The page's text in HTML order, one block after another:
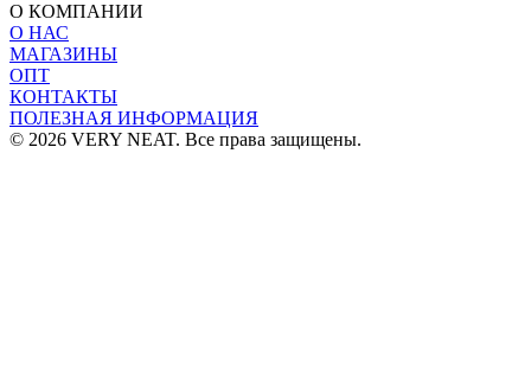
О КОМПАНИИ
О НАС
МАГАЗИНЫ
ОПТ
КОНТАКТЫ
ПОЛЕЗНАЯ ИНФОРМАЦИЯ
© 2026 VERY NEAT. Все права защищены.